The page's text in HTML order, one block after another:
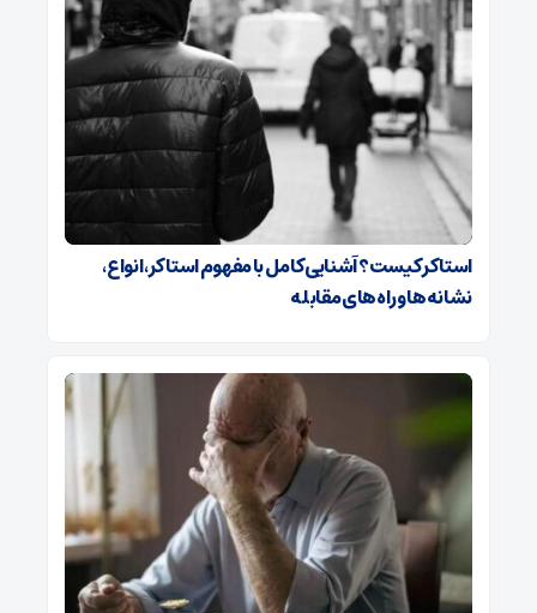
استاکر کیست؟ آشنایی کامل با مفهوم استاکر، انواع،
نشانه‌ها و راه‌های مقابله